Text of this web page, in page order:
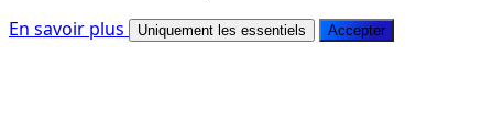
En savoir plus
Uniquement les essentiels Accepter